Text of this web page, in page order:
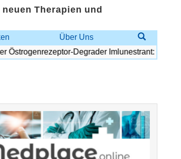
Therapien und
Über Uns
Degrader Imlunestrant: